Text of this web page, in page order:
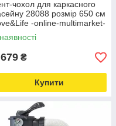
чохол для каркасного
28088 розмір 650 см
-online-multimarket-
₴
Купити